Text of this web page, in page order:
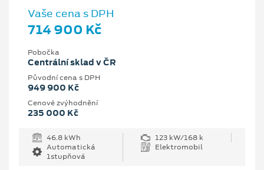
Vaše cena s DPH
714 900 Kč
Pobočka
Centrální sklad v ČR
Původní cena s DPH
949 900 Kč
Cenové zvýhodnění
235 000 Kč
46.8 kWh
123 kW/168 k
Automatická
1stupňová
Elektromobil